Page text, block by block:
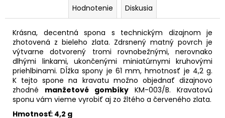
Hodnotenie
Diskusia
Krásna, decentná spona s technickým dizajnom je
zhotovená z bieleho zlata. Zdrsnený matný povrch je
výtvarne dotvorený tromi rovnobežnými, nerovnako
dlhými linkami, ukončenými miniatúrnymi kruhovými
priehlbinami. Dĺžka spony je 61 mm, hmotnosť je 4,2 g.
K tejto spone na kravatu možno objednať dizajnovo
zhodné manžetové gombíky KM-003/B. Kravatovú
sponu vám vieme vyrobiť aj zo žltého a červeného zlata.
Hmotnosť: 4,2 g